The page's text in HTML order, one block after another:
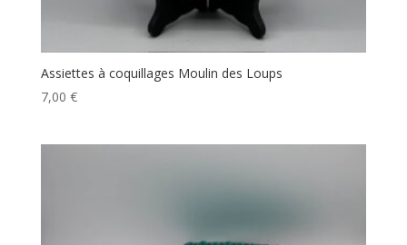
Assiettes à coquillages Moulin des Loups
7,00 €